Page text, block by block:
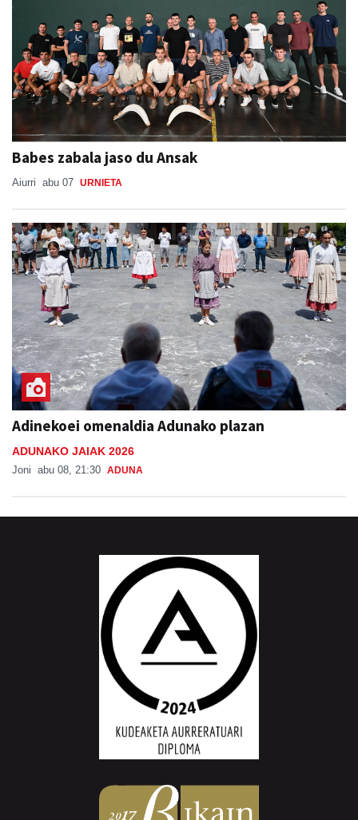
Babes zabala jaso du Ansak
Aiurri abu 07 URNIETA
Adinekoei omenaldia Adunako plazan
ADUNAKO JAIAK 2026
Joni abu 08, 21:30 ADUNA